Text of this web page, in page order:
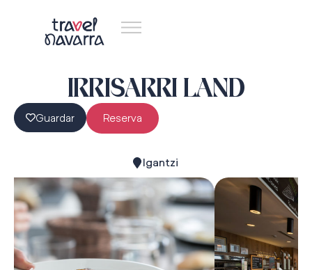
IRRISARRI LAND
Guardar Reserva
Igantzi